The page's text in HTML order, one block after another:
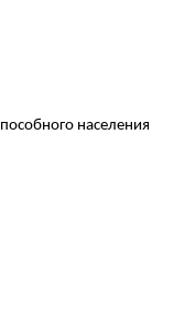
населения